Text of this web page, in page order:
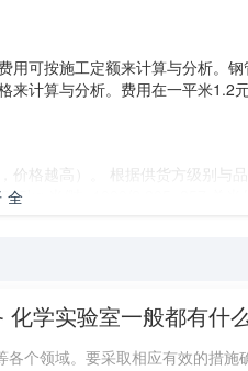
用可按施工定额来计算与分析。
来计算与分析。费用在一平米1.2
格越高）。 根据供货方级别与
米/吨=1000/2.805=357 单米
全
学实验室一般都有什
个领域。要采取相应有效的措施